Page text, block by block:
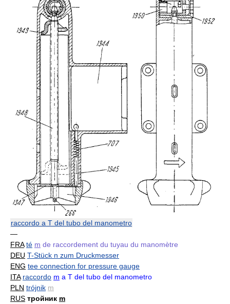
raccordo a T del tubo del manometro
—
FRA té m de raccordement du tuyau du manomètre
DEU T-Stück n zum Druckmesser
ENG tee connection for pressure gauge
ITA raccordo m a T del tubo del manometro
PLN trójnik m
RUS тройник m